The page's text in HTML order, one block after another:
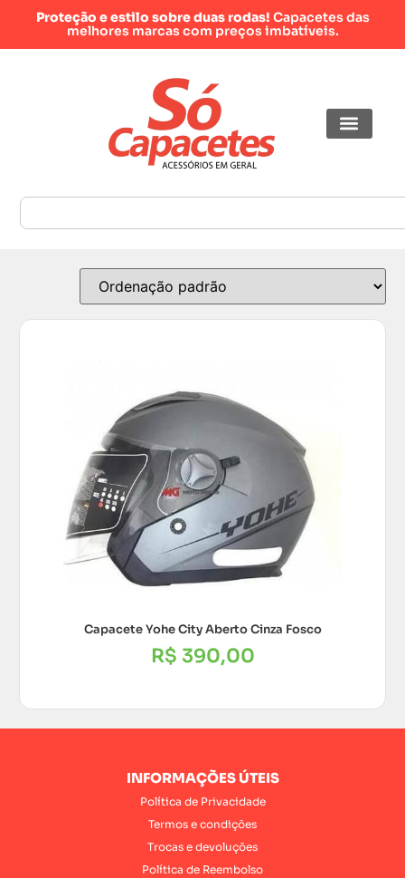
Proteção e estilo sobre duas rodas! Capacetes das
melhores marcas com preços imbatíveis.
Capacete Yohe City Aberto Cinza Fosco
R$ 390,00
INFORMAÇÕES ÚTEIS
Política de Privacidade
Termos e condições
Trocas e devoluções
Política de Reembolso